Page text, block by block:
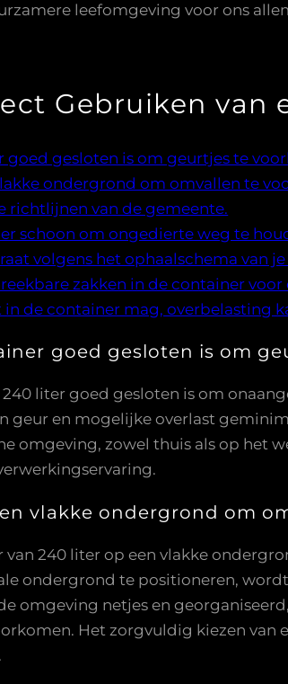
leefomgeving voor ons
Gebruiken van
gesloten is om geurtjes te
ondergrond om omvallen te
richtlijnen van de gemeente.
schoon om ongedierte weg te
volgens het ophaalschema van
zakken in de container voor
de container mag, overbelasting
goed gesloten is om
liter goed gesloten is om
geur en mogelijke overlast
omgeving, zowel thuis als op het
vlakke ondergrond om
240 liter op een vlakke
ondergrond te positioneren,
omgeving netjes en
Het zorgvuldig kiezen van